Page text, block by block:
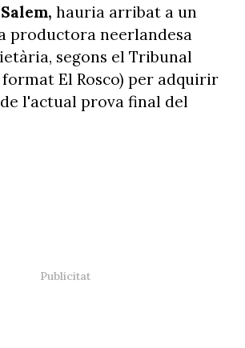
hauria arribat a un
productora neerlandesa
segons el Tribunal
El Rosco) per adquirir
l'actual prova final del